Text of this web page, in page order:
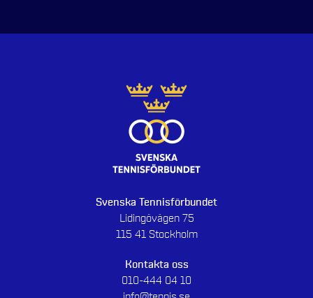
Svenska Tennisförbundet
Lidingövägen 75
115 41 Stockholm
Kontakta oss
010-444 04 10